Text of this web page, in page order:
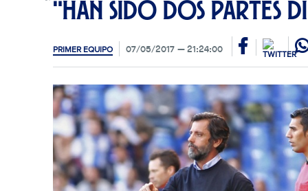
"Han sido dos partes
PRIMER EQUIPO 07/05/2017 21:24:00